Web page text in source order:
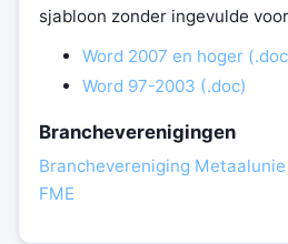
sjabloon zonder ingevulde
Word 2007 en hoger
Word 97-2003 (.doc)
Brancheverenigingen
Branchevereniging Metaalunie
FME